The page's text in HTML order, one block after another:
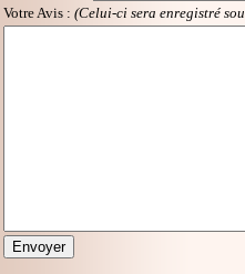
Votre Avis : (Celui-ci sera enregistré